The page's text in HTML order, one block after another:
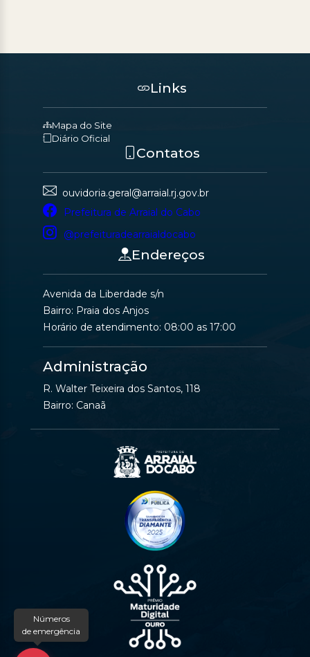
Números
de emergência
Links
Mapa do Site
Diário Oficial
Contatos
ouvidoria.geral@arraial.rj.gov.br
Prefeitura de Arraial do Cabo
@prefeituradearraialdocabo
Endereços
Avenida da Liberdade s/n
Bairro: Praia dos Anjos
Horário de atendimento: 08:00 as 17:00
Administração
R. Walter Teixeira dos Santos, 118
Bairro: Canaã